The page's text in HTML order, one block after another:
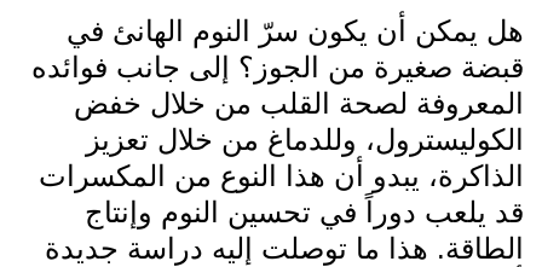
هل يمكن أن يكون سرّ النوم الهانئ في
قبضة صغيرة من الجوز؟ إلى جانب فوائده
المعروفة لصحة القلب من خلال خفض
الكوليسترول، وللدماغ من خلال تعزيز
الذاكرة، يبدو أن هذا النوع من المكسرات
قد يلعب دوراً في تحسين النوم وإنتاج
الطاقة. هذا ما توصلت إليه دراسة جديدة